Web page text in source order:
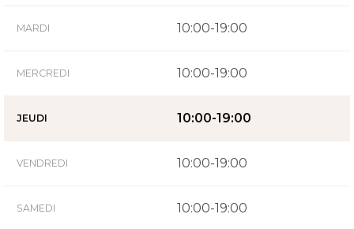
MARDI 10:00-19:00
MERCREDI 10:00-19:00
JEUDI 10:00-19:00
VENDREDI 10:00-19:00
SAMEDI 10:00-19:00